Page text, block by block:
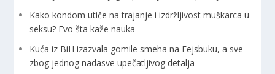
Kako kondom utiče na trajanje i izdržljivost muškarca u
seksu? Evo šta kaže nauka
Kuća iz BiH izazvala gomile smeha na Fejsbuku, a sve
zbog jednog nadasve upečatljivog detalja